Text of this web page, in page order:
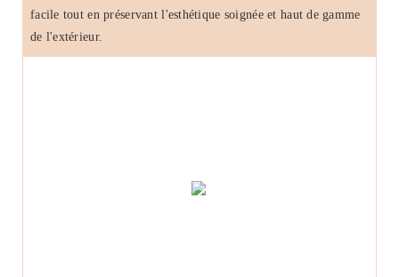
facile tout en préservant l'esthétique soignée et haut de gamme
de l'extérieur.